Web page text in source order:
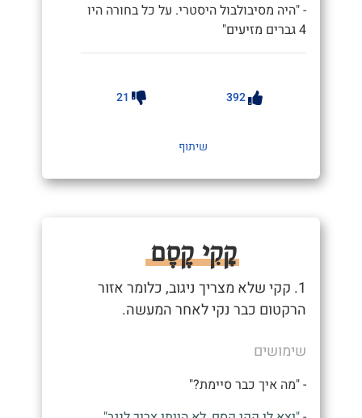
- "היה מסיבולבול היסטרי. על כל בחורה היו
4 גברים מזיעים"
392
21
שיתוף
קָקִי קֶסֶם
1. קקי שלא מצריך ניגוב, כלומר אזור
הרקטום כבר נקי לאחר המעשה.
שימושים
- "מה איך כבר סיימת?"